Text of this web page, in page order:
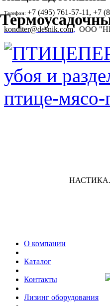
Телефон: +7 (495) 761-57-11, +7
konditer@desnik.com, ООО
О компании
Каталог
Контакты
Лизинг оборудования